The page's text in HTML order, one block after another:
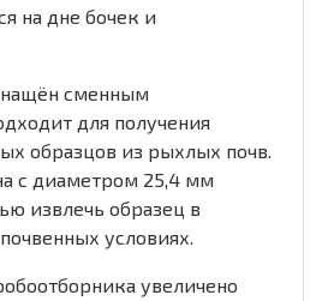
на дне бочек и
сменным
для получения
образцов из рыхлых почв.
с диаметром 25,4 мм
извлечь образец в
условиях.
увеличено